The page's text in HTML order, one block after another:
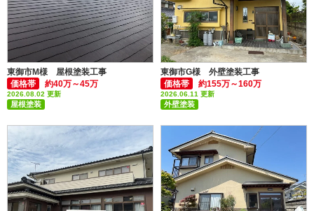
東御市M様 屋根塗装工事
価格帯
約40万～45万
2026.08.02 更新
屋根塗装
東御市G様 外壁塗装工事
価格帯
約155万～160万
2026.06.11 更新
外壁塗装